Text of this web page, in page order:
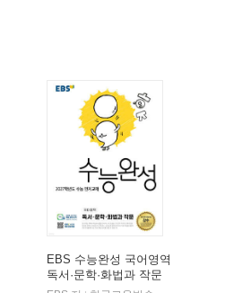
EBS 수능완성 국어영역
독서·문학·화법과 작문
(2026년)